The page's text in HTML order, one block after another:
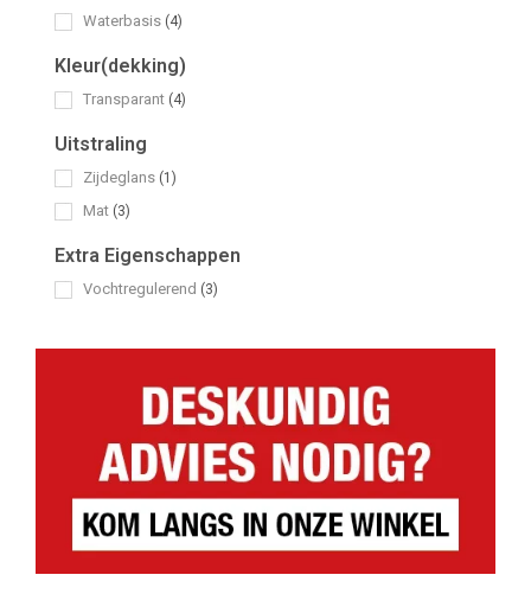
Waterbasis (4)
Kleur(dekking)
Transparant (4)
Uitstraling
Zijdeglans (1)
Mat (3)
Extra Eigenschappen
Vochtregulerend (3)